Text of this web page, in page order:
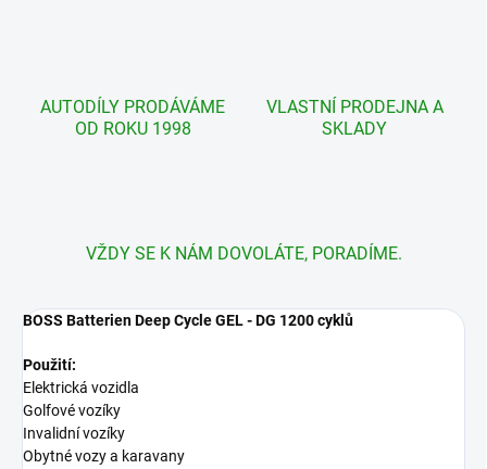
AUTODÍLY PRODÁVÁME
OD ROKU 1998
VLASTNÍ PRODEJNA A
SKLADY
VŽDY SE K NÁM DOVOLÁTE, PORADÍME.
BOSS Batterien Deep Cycle GEL - DG 1200 cyklů
Použití:
Elektrická vozidla
Golfové vozíky
Invalidní vozíky
Obytné vozy a karavany